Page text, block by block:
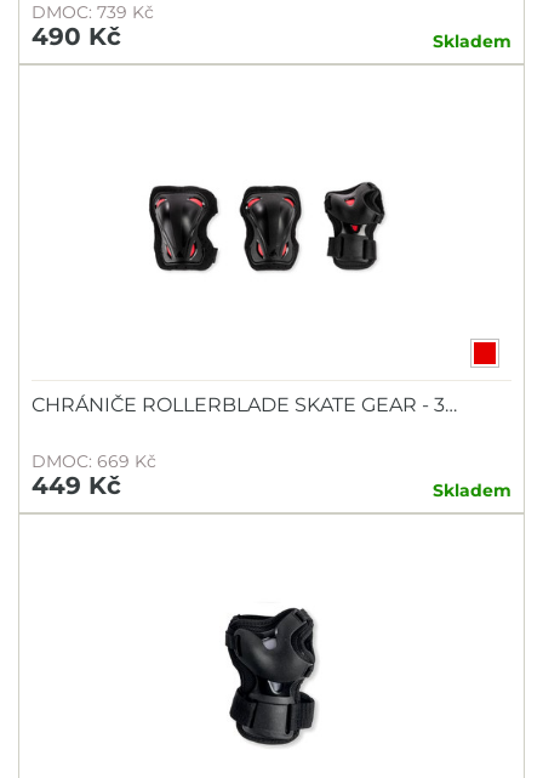
DMOC: 739 Kč
490 Kč Skladem
CHRÁNIČE ROLLERBLADE SKATE GEAR - 3…
DMOC: 669 Kč
449 Kč Skladem